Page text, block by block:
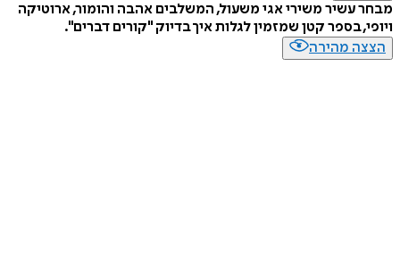
מבחר עשיר משירי אגי משעול, המשלבים אהבה והומור, ארוטיקה
ויופי, בספר קטן שמזמין לגלות איך בדיוק "קורים דברים".
הצצה מהירה